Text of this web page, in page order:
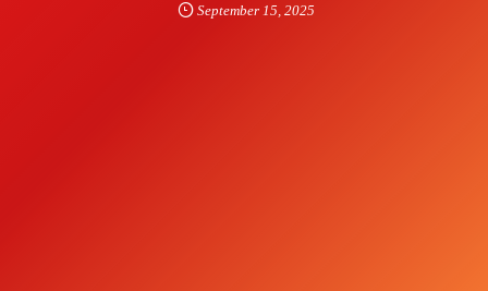
September 15 2025